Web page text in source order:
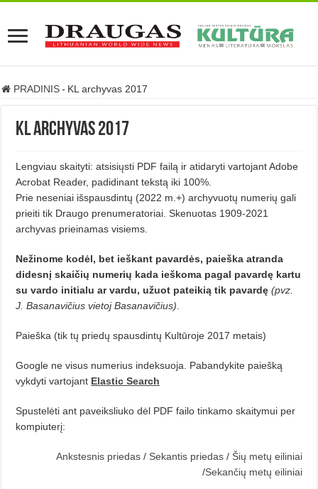
PRADINIS - KL archyvas 2017
KL archyvas 2017
Lengviau skaityti: atsisiųsti PDF failą ir atidaryti vartojant Adobe
Acrobat Reader, padidinant tekstą iki 100%.
Prie neseniai išspausdintų (2022 m.+) archyvuotų numerių gali
prieiti tik Draugo prenumeratoriai. Skenuotas 1909-2021
archyvas prieinamas visiems.
Nežinome kodėl, bet ieškant pavardės, paieška atranda
didesnį skaičių numerių kada ieškoma pagal pavardę kartu
su vardo initialu ar vardu, užuot pateikią tik pavardę (pvz.
J. Basanavičius vietoj Basanavičius)
Paieška (tik tų priedų spausdintų Kultūroje 2017 metais)
Google ne visus numerius indeksuoja. Pabandykite paiešką
vykdyti vartojant Elastic Search
Spustelėti ant paveiksliuko dėl PDF failo tinkamo skaitymui per
kompiuterį:
Ankstesnis priedas/ Sekantis priedas / Šių metų eiliniai
/Sekančių metų eiliniai